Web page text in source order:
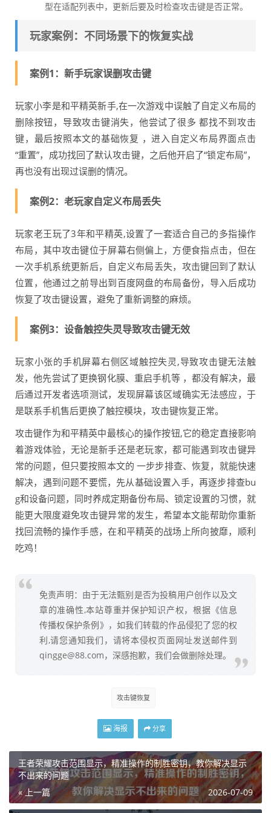
型在适配列表中，更新后要及时检查攻击键是否正常。
玩家案例：不同场景下的恢复实战
案例1：新手玩家误删攻击键
玩家小李是和平精英新手,在一次游戏中误触了自定义布局的
删除按钮，导致攻击键消失，他尝试了很多 都找不到攻击
键，最后按照本文的基础恢复 ，进入自定义布局界面点击
“重置”，成功找回了默认攻击键，之后他开启了“锁定布局”，
再也没有出现过误删的情况。
案例2：老玩家自定义布局丢失
玩家老王玩了3年和平精英,设置了一套适合自己的多指操作
布局，其中攻击键位于屏幕右侧偏上，方便食指点击，但在
一次手机系统更新后，自定义布局丢失，攻击键回到了默认
位置，他通过之前导出到百度网盘的布局备份，导入后成功
恢复了攻击键设置，避免了重新调整的麻烦。
案例3：设备触控失灵导致攻击键无效
玩家小张的手机屏幕右侧区域触控失灵,导致攻击键无法触
发，他先尝试了更换钢化膜、重启手机等 ，都没有解决，最
后通过开发者选项测试，发现屏幕该区域确实无法感应，于
是联系手机售后更换了触控模块，攻击键恢复正常。
攻击键作为和平精英中最核心的操作按钮,它的稳定直接影响
着游戏体验，无论是新手还是老玩家，都可能遇到攻击键异
常的问题，但只要按照本文的 一步步排查、恢复，就能快速
解决，遇到问题不要慌，先从基础设置入手，再逐步排查bu
g和设备问题，同时养成定期备份布局、锁定设置的习惯，就
能更大限度避免攻击键异常的发生，希望本文能帮助你重新
找回流畅的操作手感，在和平精英的战场上所向披靡，顺利
吃鸡！
免责声明：由于无法甄别是否为投稿用户创作以及文
章的准确性,本站尊重并保护知识产权，根据《信息
传播权保护条例》，如我们转载的作品侵犯了您的权
利,请您通知我们，请将本侵权页面网址发送邮件到
qingge@88.com，深感抱歉，我们会做删除处理。
攻击键恢复
海报 分享
王者荣耀攻击范围显示，精准操作的制胜密钥，教你解决显示
不出来的问题
« 上一篇
2026-07-09